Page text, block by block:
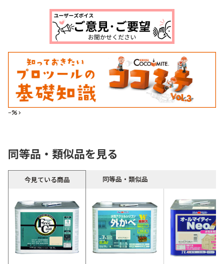
--%>
同等品・類似品を見る
今見ている商品 同等品・類似品